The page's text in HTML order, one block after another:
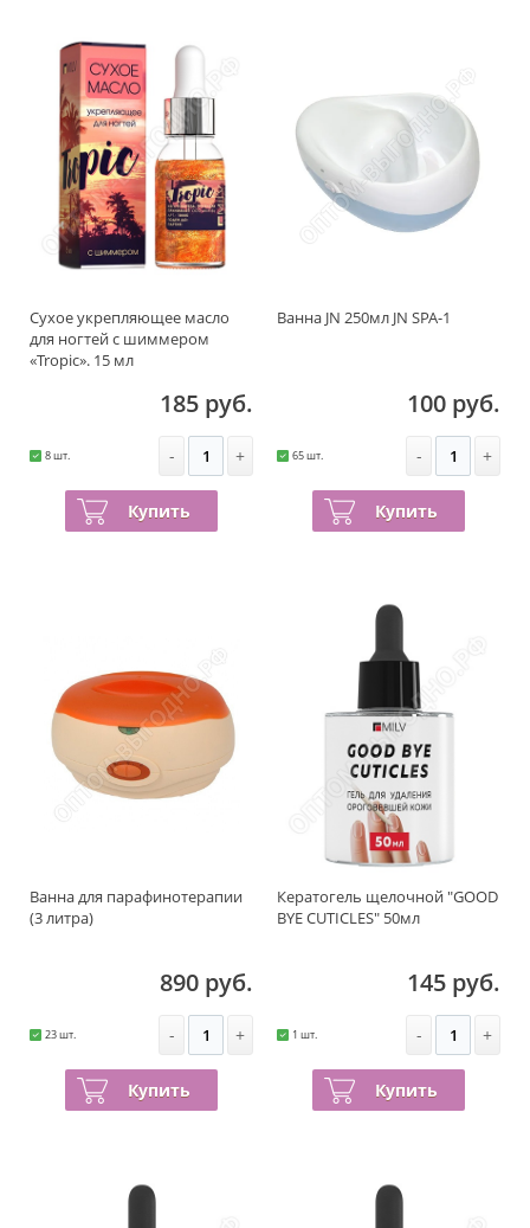
Сухое укрепляющее масло
для ногтей с шиммером
«Tropic». 15 мл
185 руб.
8 шт. - +
Купить
Ванна JN 250мл JN SPA-1
100 руб.
65 шт. - +
Купить
Ванна для парафинотерапии
(3 литра)
890 руб.
23 шт. - +
Купить
Кератогель щелочной "GOOD
BYE CUTICLES" 50мл
145 руб.
1 шт. - +
Купить